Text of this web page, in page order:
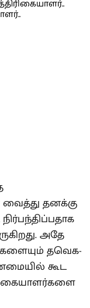
தனக்கு
அதே
தவெக-
கூட